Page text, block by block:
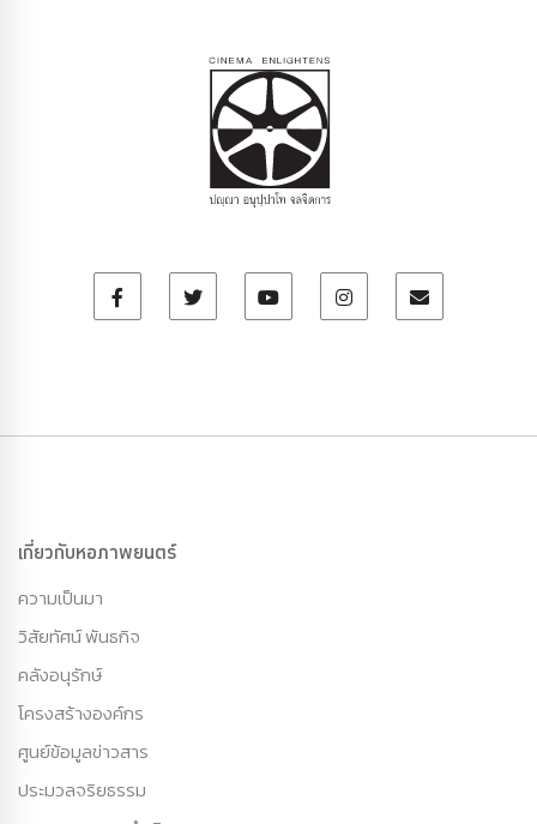
เกี่ยวกับหอภาพยนตร์
ความเป็นมา
วิสัยทัศน์ พันธกิจ
คลังอนุรักษ์
โครงสร้างองค์กร
ศูนย์ข้อมูลข่าวสาร
ประมวลจริยธรรม